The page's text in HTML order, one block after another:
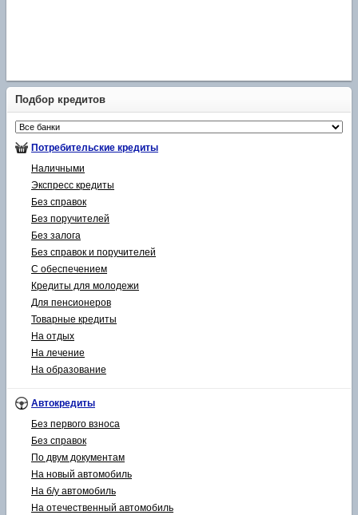
Подбор кредитов
Потребительские кредиты
Наличными
Экспресс кредиты
Без справок
Без поручителей
Без залога
Без справок и поручителей
С обеспечением
Кредиты для молодежи
Для пенсионеров
Товарные кредиты
На отдых
На лечение
На образование
Автокредиты
Без первого взноса
Без справок
По двум документам
На новый автомобиль
На б/у автомобиль
На отечественный автомобиль